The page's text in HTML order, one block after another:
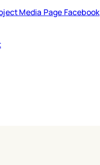
Media Page Facebook